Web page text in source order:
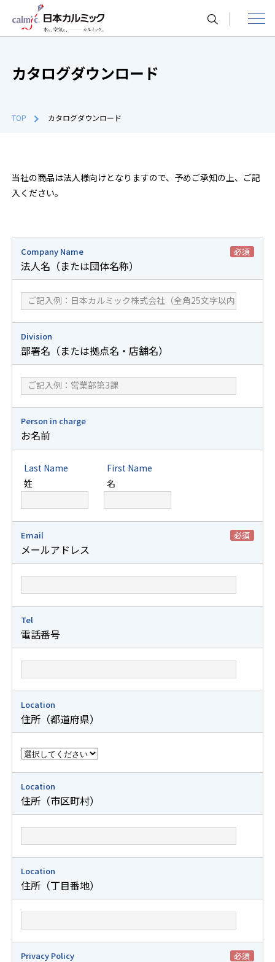
toggle
カタログダウンロード
TOP カタログダウンロード
当社の商品は法人様向けとなりますので、予めご承知の上、ご記
入ください。
Company Name
法人名（または団体名称）
必須
Division
部署名（または拠点名・店舗名）
Person in charge
お名前
Last Name
姓
First Name
名
Email
メールアドレス
必須
Tel
電話番号
Location
住所（都道府県）
Location
住所（市区町村）
Location
住所（丁目番地）
Privacy Policy 必須